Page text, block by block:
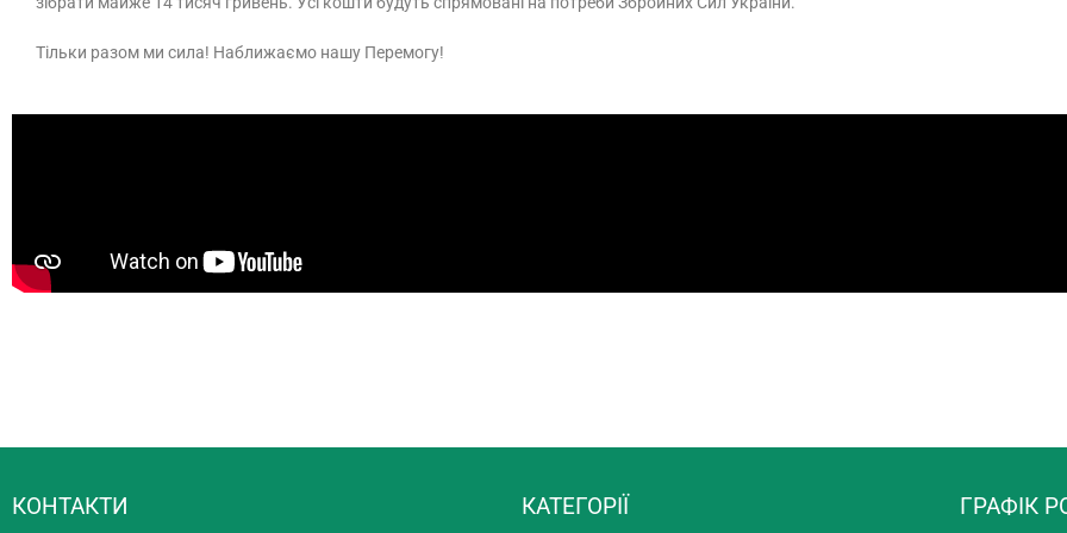
Тільки разом ми сила! Наближаємо нашу Перемогу!
КОНТАКТИ КАТЕГОРІЇ ГРАФІК